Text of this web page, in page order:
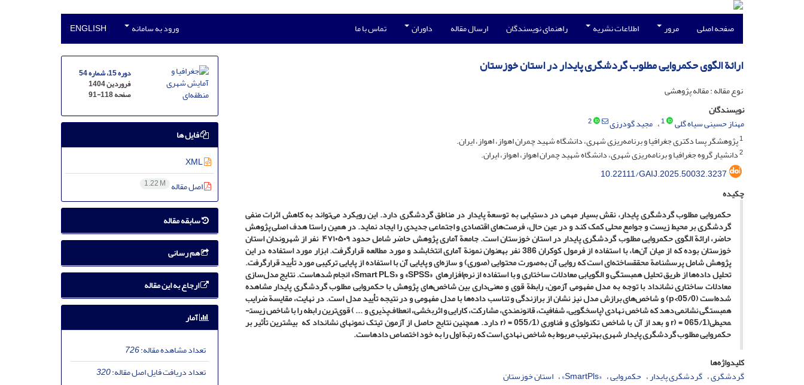
صفحه اصلی مرور اطلاعات نشریه راهنمای نویسندگان ارسال مقاله داوران تماس با ما ورود به سامانه ENGLISH
ارائة الگوی حکمروایی مطلوب گردشگری پایدار در استان خوزستان
نوع مقاله : مقاله پژوهشی
نویسندگان
مهناز حسینی سیاه گلی
1 مجید گودرزی
2
1پژوهشگر پسا دکتری جغرافیا و برنامه‌ریزی شهری، دانشگاه شهید چمران اهواز، اهواز، ایران.
2دانشیار گروه جغرافیا و برنامه‌ریزی شهری، دانشگاه شهید چمران اهواز، اهواز، ایران.
10.22111/GAIJ.2025.50032.3237
چکیده
حکمروایی مطلوب گردشگری پایدار، نقش بسیار مهمی در دستیابی به توسعة پایدار در مناطق گردشگری دارد. این رویکرد می‌تواند به کاهش اثرات منفی
گردشگری بر محیط زیست و جوامع محلی کمک کند و در عین حال، فرصت‌های اقتصادی و اجتماعی جدیدی را ایجاد نماید. در همین راستا هدف اصلی پژوهش
حاضر، ارائة الگوی حکمروایی مطلوب گردشگری پایدار در استان خوزستان است. جامعة آماری پژوهش حاضر شامل حدود ۴۷۱۰۵۰۹ نفر از شهروندان استان
خوزستان بوده که از میان آن‌ها، با استفاده از فرمول کوکران 386 نفر به­عنوان نمونة آماری انتخاب­شد و مورد مطالعه قرارگرفت. ابزار مورد استفاده در این
پژوهش شامل پرسش­نامة محقق­ساخته‌ای است که روایی آن به‌صورت محتوایی (صوری) و سازه‌ای و پایایی آن با استفاده از پایایی ترکیبی مورد تأیید قرارگرفت.
تحلیل داده‌ها از طریق تحلیل همبستگی و الگویابی معادلات ساختاری و با استفاده از نرم‌افزارهای «SPSS» و «Smart PLS» انجام شده­است. نتایج مدل‌سازی
معادلات ساختاری نشان­داد با توجه به مدل مفهومی آزمون، رابطة قوی و معنی‌داری بین شاخص‌های پژوهش با حکمروایی مطلوب گردشگری پایدار مشاهده
شده‌است (05/0>p) و شاخص‌های برازش مدل نیز نشان از برازندگی و تناسب داده‌ها با مدل مفهومی و در نتیجه تأیید مدل است. در نهایت، مقایسة ضرایب
همبستگی نشان­می‌دهد که شاخص نهادی (پاسخگویی، شفافیت، قانونمندی، مشارکت، کارایی و اثربخشی، انعطاف‌پذیری و ... ) قوی‌ترین رابطه را با شاخص زیست­
محیطی(065/1 = (r و بعد از آن با شاخص تکنولوژی و فناوری (055/1 = (r دارد. همچنین نتایج حاصل از آزمون تی­تک نمونه­ای نشان­داد که بیشترین تأثیر بر
حکمروایی مطلوب گردشگری پایدار شهری به­ترتیب مربوط به شاخص نهادی است که رتبة اول را به خود اختصاص داده­است.
کلیدواژه‌ها
گردشگری گردشگری پایدار حکمروایی «SmartPls»
استان خوزستان
دوره 15، شماره 54
فروردین 1404
صفحه91-118
فایل ها
XML
اصل مقاله 1.22 M
سابقه مقاله
هم رسانی
ارجاع به این مقاله
آمار
تعداد مشاهده مقاله:726
تعداد دریافت فایل اصل مقاله:320